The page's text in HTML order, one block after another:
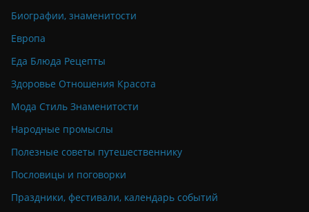
Биографии, знаменитости
Европа
Еда Блюда Рецепты
Здоровье Отношения Красота
Мода Стиль Знаменитости
Народные промыслы
Полезные советы путешественнику
Пословицы и поговорки
Праздники, фестивали, календарь событий